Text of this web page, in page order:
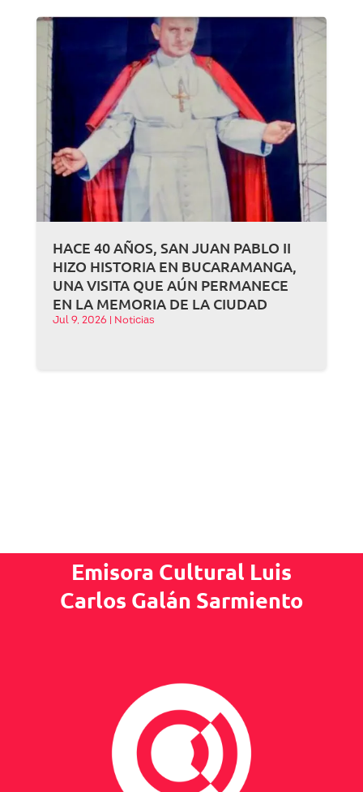
HACE 40 AÑOS, SAN JUAN PABLO II
HIZO HISTORIA EN BUCARAMANGA,
UNA VISITA QUE AÚN PERMANECE
EN LA MEMORIA DE LA CIUDAD
Jul 9, 2026 Noticias
Emisora Cultural Luis
Carlos Galán Sarmiento